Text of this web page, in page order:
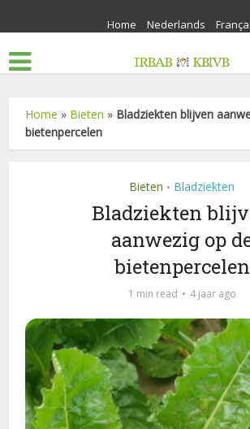
Home Nederlands
Home » Bieten » Bladziekten blijven
bietenpercelen
Bieten • Bladziekten
Bladziekten
aanwezig op
bietenpercelen
1 min read 4 jaar ago